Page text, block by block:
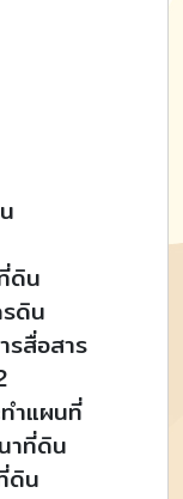
ดิน
ดิน
รสื่อสาร
ำแผนที่
าที่ดิน
ดิน